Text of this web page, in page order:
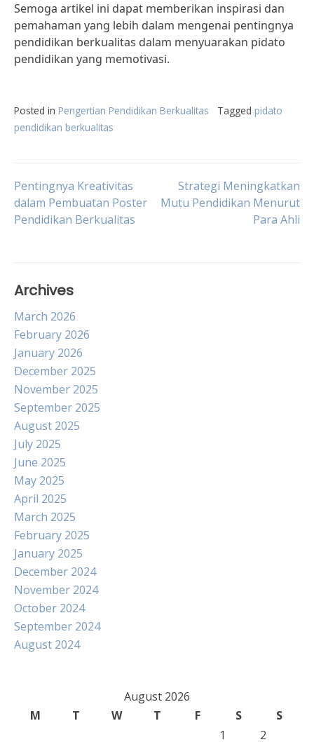
Semoga artikel ini dapat memberikan inspirasi dan
pemahaman yang lebih dalam mengenai pentingnya
pendidikan berkualitas dalam menyuarakan pidato
pendidikan yang memotivasi.
Posted in Pengertian Pendidikan Berkualitas Tagged pidato
pendidikan berkualitas
Post
navigation
Pentingnya Kreativitas
dalam Pembuatan Poster
Pendidikan Berkualitas
Strategi Meningkatkan
Mutu Pendidikan Menurut
Para Ahli
Archives
March 2026
February 2026
January 2026
December 2025
November 2025
September 2025
August 2025
July 2025
June 2025
May 2025
April 2025
March 2025
February 2025
January 2025
December 2024
November 2024
October 2024
September 2024
August 2024
August 2026
M
T W T F S
S
1
2